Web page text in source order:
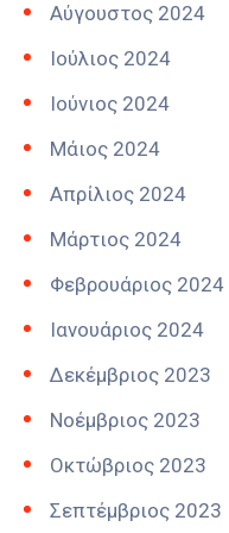
Αύγουστος 2024
Ιούλιος 2024
Ιούνιος 2024
Μάιος 2024
Απρίλιος 2024
Μάρτιος 2024
Φεβρουάριος 2024
Ιανουάριος 2024
Δεκέμβριος 2023
Νοέμβριος 2023
Οκτώβριος 2023
Σεπτέμβριος 2023